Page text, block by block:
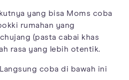
yang bisa Moms coba
rumahan yang
(pasta cabai khas
rasa yang lebih otentik.
coba di bawah ini